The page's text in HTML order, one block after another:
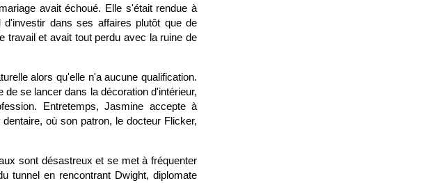
avait échoué. Elle s'était rendue à
dans ses affaires plutôt que de
travail et avait tout perdu avec la ruine de
alors qu'elle n'a aucune qualification.
se lancer dans la décoration d'intérieur,
Entretemps, Jasmine accepte à
où son patron, le docteur Flicker,
sont désastreux et se met à fréquenter
tunnel en rencontrant Dwight, diplomate